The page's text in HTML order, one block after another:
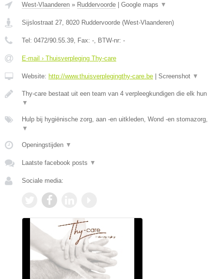
West-Vlaanderen » Ruddervoorde | Google maps ▼
Sijslostraat 27 8020 Ruddervoorde (West-Vlaanderen)
Tel: 0472/90.55.39 , Fax: - , BTW-nr: -
E-mail › Thuisverpleging Thy-care
Website: http://www.thuisverplegingthy-care.be | Screenshot ▼
Thy-care bestaat uit een team van 4 verpleegkundigen die elk hun
▼
Hulp bij hygiënische zorg, aan -en uitkleden, Wond -en stomazorg,
▼
Openingstijden ▼
Laatste facebook posts ▼
Sociale media: